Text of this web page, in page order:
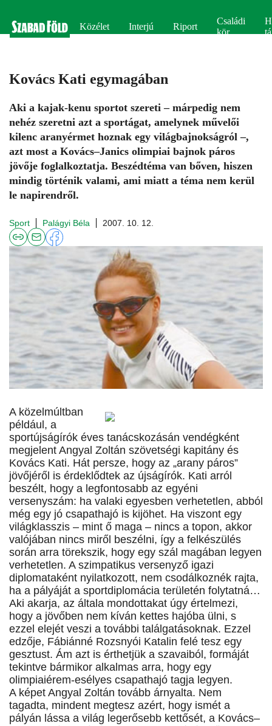
Közélet Interjú Riport
Családi
kör
Kovács Kati egymagában
Aki a kajak-kenu sportot szereti – márpedig nem
nehéz szeretni azt a sportágat, amelynek művelői
kilenc aranyérmet hoznak egy világbajnokságról –,
azt most a Kovács–Janics olimpiai bajnok páros
jövője foglalkoztatja. Beszédtéma van bőven, hiszen
mindig történik valami, ami miatt a téma nem kerül
le napirendről.
Sport Palágyi Béla 2007. 10. 12.
A közelmúltban
például, a
sportújságírók éves tanácskozásán vendégként
megjelent Angyal Zoltán szövetségi kapitány és
Kovács Kati. Hát persze, hogy az „arany páros”
jövőjéről is érdeklődtek az újságírók. Kati arról
beszélt, hogy a legfontosabb az egyéni
versenyszám: ha valaki egyesben verhetetlen, abból
még egy jó csapathajó is kijöhet. Ha viszont egy
világklasszis – mint ő maga – nincs a topon, akkor
valójában nincs miről beszélni, így a felkészülés
során arra törekszik, hogy egy szál magában legyen
verhetetlen. A szimpatikus versenyző igazi
diplomataként nyilatkozott, nem csodálkoznék rajta,
ha a pályáját a sportdiplomácia területén folytatná…
Aki akarja, az általa mondottakat úgy értelmezi,
hogy a jövőben nem kíván kettes hajóba ülni, s
ezzel elejét veszi a további találgatásoknak. Ezzel
edzője, Fábiánné Rozsnyói Katalin felé tesz egy
gesztust. Ám azt is érthetjük a szavaiból, formáját
tekintve bármikor alkalmas arra, hogy egy
olimpiaiérem-esélyes csapathajó tagja legyen.
A képet Angyal Zoltán tovább árnyalta. Nem
tagadta, mindent megtesz azért, hogy ismét a
pályán lássa a világ legerősebb kettősét, a Kovács–